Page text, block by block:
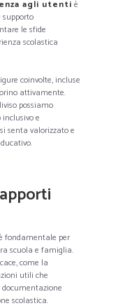
agli utenti è
le sfide
scolastica
coinvolte, incluse
attivamente.
possiamo
e
senta valorizzato e
fondamentale per
scuola e famiglia.
come la
utili che
documentazione
scolastica.